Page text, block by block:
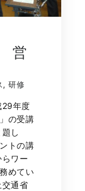
営
,研修
29年度
の受講
し
トの講
ワー
めてい
交通省